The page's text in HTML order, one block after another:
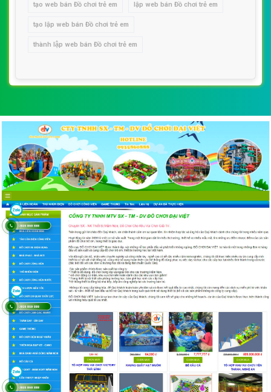
tạo web bán Đồ chơi trẻ em lập web bán Đồ chơi trẻ em
tạo lập web bán Đồ chơi trẻ em
thành lập web bán Đồ chơi trẻ em